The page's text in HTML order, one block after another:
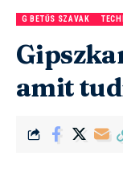
G BETŰS SZAVAK
amit